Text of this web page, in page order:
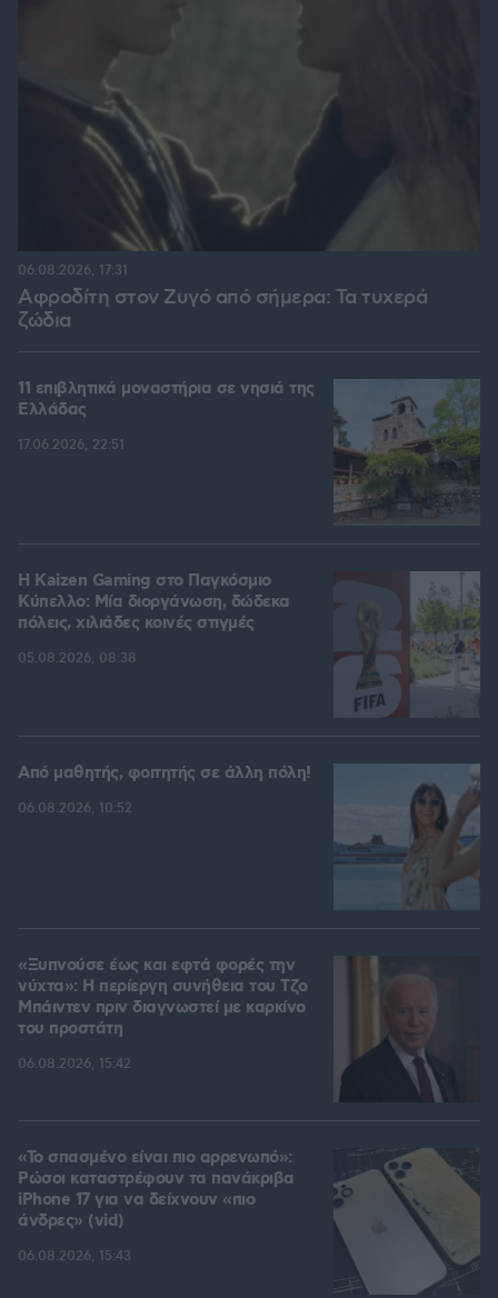
Αφροδίτη στον Ζυγό από σήμερα: Τα τυχερά
ζώδια
06.08.2026, 17:31
11 επιβλητικά μοναστήρια σε νησιά της
Ελλάδας
17.06.2026, 22:51
H Kaizen Gaming στο Παγκόσμιο
Kύπελλο: Μία διοργάνωση, δώδεκα
πόλεις, χιλιάδες κοινές στιγμές
05.08.2026, 08:38
Από μαθητής, φοιτητής σε άλλη πόλη!
06.08.2026, 10:52
«Ξυπνούσε έως και εφτά φορές την
νύχτα»: Η περίεργη συνήθεια του Τζο
Μπάιντεν πριν διαγνωστεί με καρκίνο
του προστάτη
06.08.2026, 15:42
«Το σπασμένο είναι πιο αρρενωπό»:
Ρώσοι καταστρέφουν τα πανάκριβα
iPhone 17 για να δείχνουν «πιο
άνδρες» (vid)
06.08.2026, 15:43